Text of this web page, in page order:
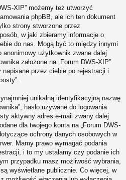
XIP” możemy też utworzyć
phpBB, ale ich ten dokument
strony stworzone przez
w jaki zbieramy informacje o
do nas. Mogą być to między innymi
użytkownik zwane dalej
założone na „Forum DWS-XIP”
napisane przez ciebie po rejestracji i
unikalną identyfikacyjną nazwę
hasło używane do logowania
aktywny adres e-mail zwany dalej
dla twojego konta na „Forum DWS-
ochrony danych osobowych w
Mamy prawo wymagać podania
i to my ustalamy czy podanie ich
przypadku masz możliwość wybrania,
wyświetlane publicznie. Co więcej, w